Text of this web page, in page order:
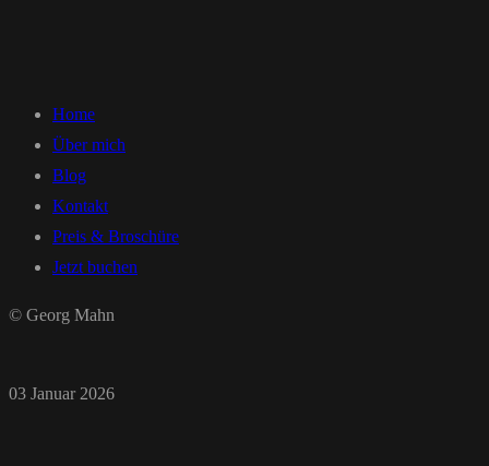
Home
Über mich
Blog
Kontakt
Preis & Broschüre
Jetzt buchen
© Georg Mahn
03 Januar 2026